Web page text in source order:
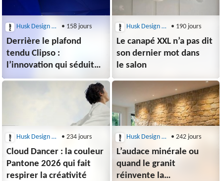
Husk Design Blog • 158 jours
Derrière le plafond
tendu Clipso :
l’innovation qui séduit
les architectes
Husk Design Blog • 190 jours
Le canapé XXL n’a pas dit
son dernier mot dans
le salon
Husk Design Blog • 234 jours
Cloud Dancer : la couleur
Pantone 2026 qui fait
respirer la créativité
Husk Design Blog • 242 jours
L’audace minérale ou
quand le granit
réinvente la